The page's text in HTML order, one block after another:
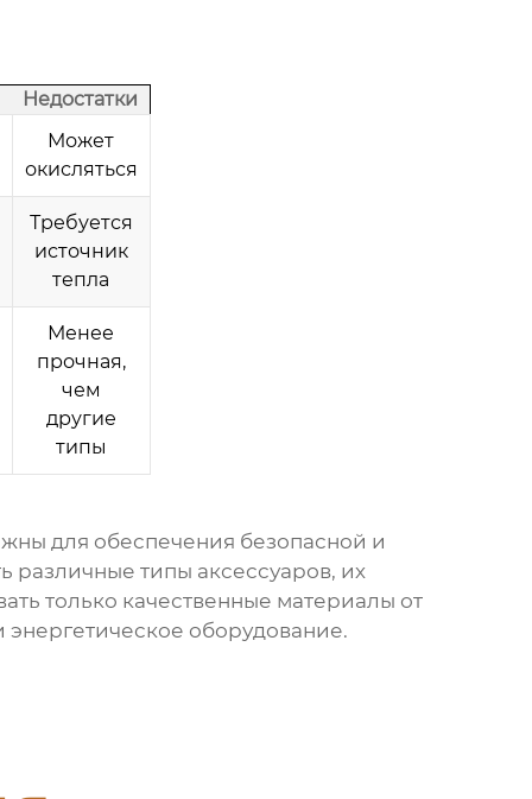
Недостатки
Может
окисляться
Требуется
источник
тепла
Менее
прочная,
чем
другие
типы
для обеспечения безопасной и
различные типы аксессуаров, их
только качественные материалы от
оборудование.